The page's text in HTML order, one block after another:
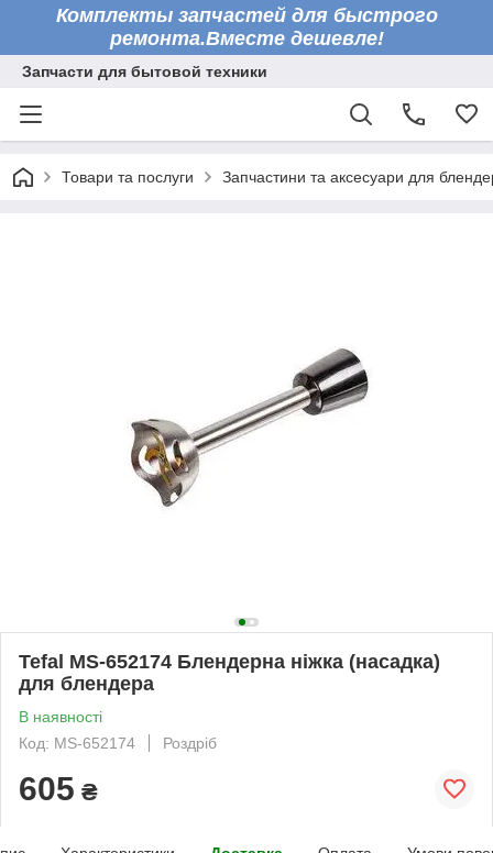
Комплекты запчастей для быстрого
ремонта.Вместе дешевле!
Запчасти для бытовой техники
Товари та послуги Запчастини та аксесуари для
Tefal MS-652174 Блендерна ніжка (насадка)
для блендера
В наявності
Код: MS-652174
Роздріб
605 ₴